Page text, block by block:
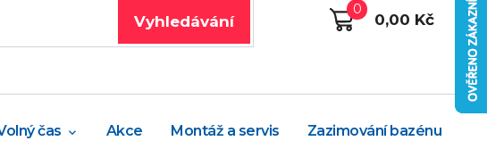
Vyhledávání
0
0,00 Kč
čas Akce Montáž a servis Zazimování bazénu